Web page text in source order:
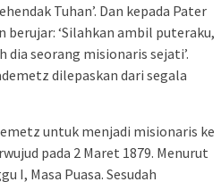
Tuhan’. Dan kepada Pater
berujar: ‘Silahkan ambil puteraku,
dia seorang misionaris sejati’.
dilepaskan dari segala
untuk menjadi misionaris ke
pada 2 Maret 1879. Menurut
I, Masa Puasa. Sesudah